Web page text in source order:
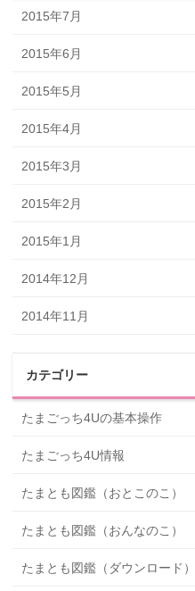
2015年7月
2015年6月
2015年5月
2015年4月
2015年3月
2015年2月
2015年1月
2014年12月
2014年11月
カテゴリー
たまごっち4Uの基本操作
たまごっち4U情報
たまとも図鑑（おとこのこ）
たまとも図鑑（おんなのこ）
たまとも図鑑（ダウンロード）